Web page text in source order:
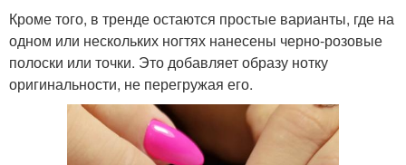
Кроме того, в тренде остаются простые варианты, где на
одном или нескольких ногтях нанесены черно-розовые
полоски или точки. Это добавляет образу нотку
оригинальности, не перегружая его.